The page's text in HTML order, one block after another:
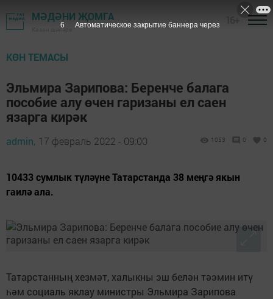
МӘДӘНИ ҖОМГА
Казан шәһәре
КӨН ТЕМАСЫ
Эльмира Зарипова: Беренче балага
пособие алу өчен гаризаны ел саен
язарга кирәк
admin, 17 февраль 2022 - 09:00 1053 0 0
10433 сумлык түләүне Татарстанда 38 меңгә якын
гаилә ала.
Татарстанның хезмәт, халыкны эш белән тәэмин итү
һәм социаль яклау министры Эльмира Зарипова
5 Автоматическое закрытие баннера через